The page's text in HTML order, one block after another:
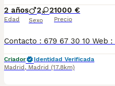
2 años
Edad
2 2
Sexo
1000 €
Precio
Criador
Identidad Verificada
Madrid , Madrid (17.8km)